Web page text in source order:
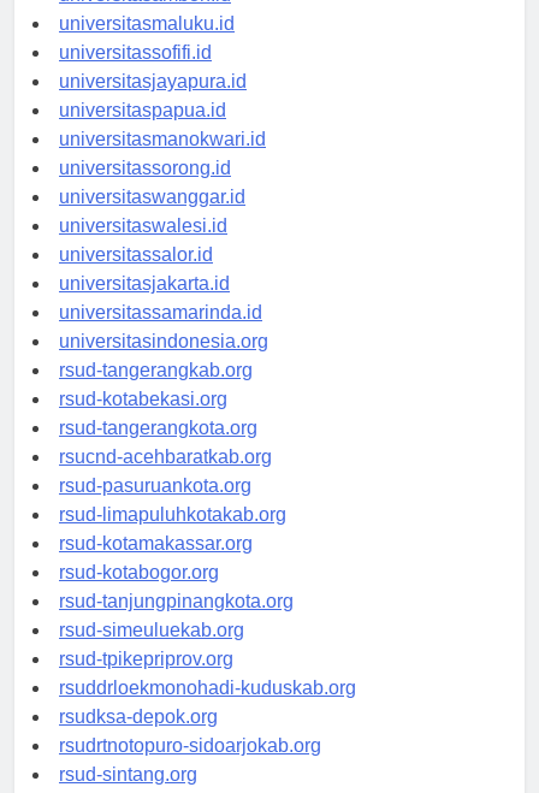
universitasambon.id
universitasmaluku.id
universitassofifi.id
universitasjayapura.id
universitaspapua.id
universitasmanokwari.id
universitassorong.id
universitaswanggar.id
universitaswalesi.id
universitassalor.id
universitasjakarta.id
universitassamarinda.id
universitasindonesia.org
rsud-tangerangkab.org
rsud-kotabekasi.org
rsud-tangerangkota.org
rsucnd-acehbaratkab.org
rsud-pasuruankota.org
rsud-limapuluhkotakab.org
rsud-kotamakassar.org
rsud-kotabogor.org
rsud-tanjungpinangkota.org
rsud-simeuluekab.org
rsud-tpikepriprov.org
rsuddrloekmonohadi-kuduskab.org
rsudksa-depok.org
rsudrtnotopuro-sidoarjokab.org